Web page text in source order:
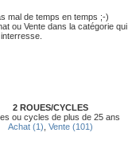
mal de temps en temps ;-)
ou Vente dans la catégorie qui
2 ROUES/CYCLES
ou cycles de plus de 25 ans
Achat (1) Vente (101)